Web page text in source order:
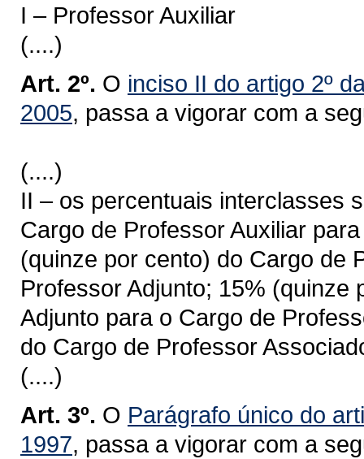
I – Professor Auxiliar
(....)
Art. 2º. O inciso II do artigo 2º
2005, passa a vigorar com a
(....)
II – os percentuais interclasses
Cargo de Professor Auxiliar
(quinze por cento) do Cargo de
Professor Adjunto; 15%
Adjunto para o Cargo de
do Cargo de Professor
(....)
Art. 3º. O Parágrafo único do
1997, passa a vigorar com a